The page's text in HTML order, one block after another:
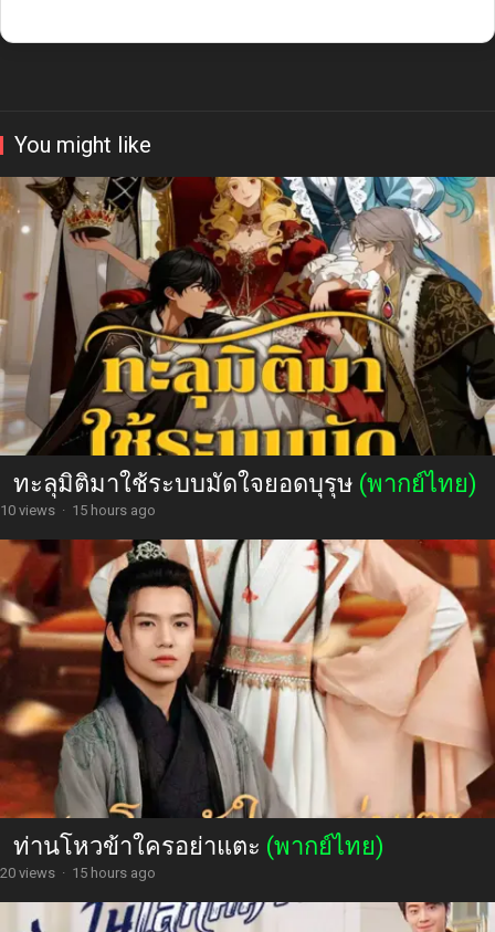
You might like
ทะลุมิติมาใช้ระบบมัดใจยอดบุรุษ (พากย์ไทย)
10 views · 15 hours ago
ท่านโหวข้าใครอย่าแตะ (พากย์ไทย)
20 views · 15 hours ago